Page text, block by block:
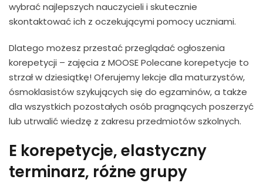
wybrać najlepszych nauczycieli i skutecznie
skontaktować ich z oczekującymi pomocy uczniami.
Dlatego możesz przestać przeglądać ogłoszenia
korepetycji – zajęcia z MOOSE Polecane korepetycje to
strzał w dziesiątkę! Oferujemy lekcje dla maturzystów,
ósmoklasistów szykujących się do egzaminów, a także
dla wszystkich pozostałych osób pragnących poszerzyć
lub utrwalić wiedzę z zakresu przedmiotów szkolnych.
E korepetycje, elastyczny
terminarz, różne grupy